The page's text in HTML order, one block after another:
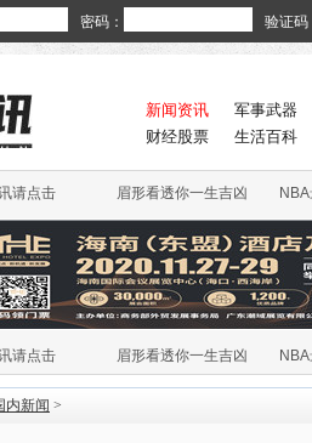
密码： 验证码
新闻资讯
财经股票
军事武器
生活百科
请点击 眉形看透你一生吉凶
请点击 眉形看透你一生吉凶
内新闻 >